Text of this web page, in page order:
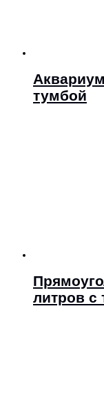
тумбой
литров с